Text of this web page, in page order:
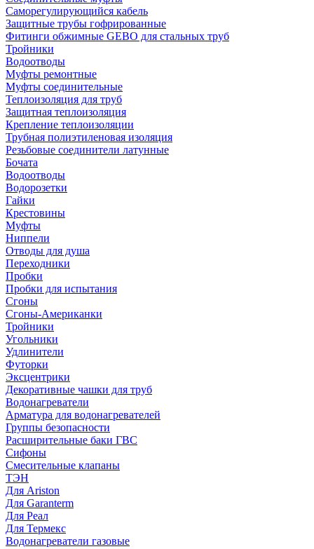
Саморегулирующийся кабель
Защитные трубы гофрированные
Фитинги обжимные GEBO для стальных труб
Тройники
Водоотводы
Муфты ремонтные
Муфты соединительные
Теплоизоляция для труб
Защитная теплоизоляция
Крепление теплоизоляции
Трубная полиэтиленовая изоляция
Резьбовые соединители латунные
Бочата
Водоотводы
Водорозетки
Гайки
Крестовины
Муфты
Ниппели
Отводы для душа
Переходники
Пробки
Пробки для испытания
Сгоны
Сгоны-Американки
Тройники
Угольники
Удлинители
Футорки
Эксцентрики
Декоративные чашки для труб
Водонагреватели
Арматура для водонагревателей
Группы безопасности
Расширительные баки ГВС
Сифоны
Смесительные клапаны
ТЭН
Для Ariston
Для Garanterm
Для Реал
Для Термекс
Водонагреватели газовые